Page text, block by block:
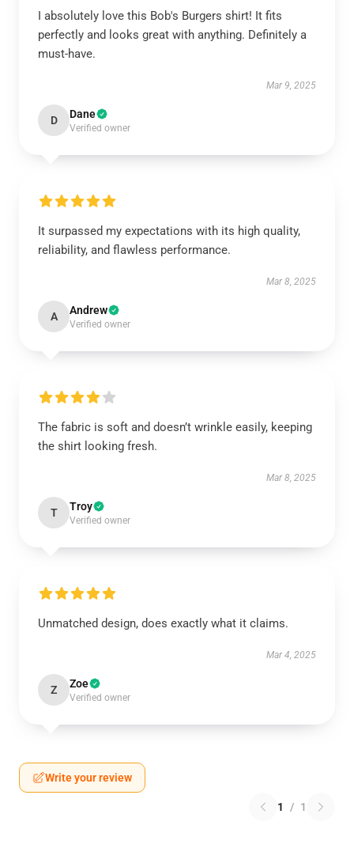
I absolutely love this Bob's Burgers shirt! It fits
perfectly and looks great with anything. Definitely a
must-have.
Mar 9, 2025
D Dane
Verified owner
It surpassed my expectations with its high quality,
reliability, and flawless performance.
Mar 8, 2025
A Andrew
Verified owner
The fabric is soft and doesn’t wrinkle easily, keeping
the shirt looking fresh.
Mar 8, 2025
T Troy
Verified owner
Unmatched design, does exactly what it claims.
Mar 4, 2025
Z Zoe
Verified owner
Write your review
1 / 1